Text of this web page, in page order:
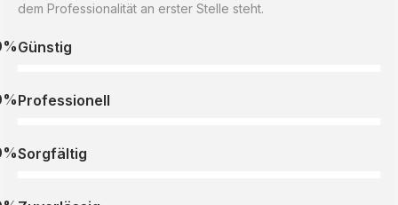
dem Professionalität an erster Stelle steht.
Günstig
Professionell
Sorgfältig